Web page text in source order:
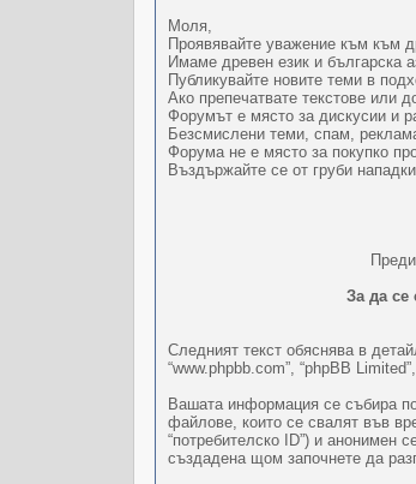
Моля,
Проявявайте уважение към към
Имаме древен език и българска
Публикувайте новите теми в
Ако препечатвате текстове или
Форумът е място за дискусии и
Безсмислени теми, спам,
Форума не е място за покупко
Въздържайте се от груби
За да се
Следният текст обяснява в
“www.phpbb.com”, “phpBB
Вашата информация се събира
файлове, които се свалят във
“потребителско ID”) и анонимен
създадена щом започнете да